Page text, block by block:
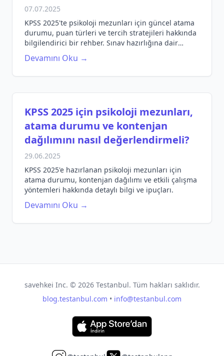
07.07.2025
KPSS 2025'te psikoloji mezunları için güncel atama
durumu, puan türleri ve tercih stratejileri hakkında
bilgilendirici bir rehber. Sınav hazırlığına dair
ipuçları ve öneriler.
Devamını Oku →
KPSS 2025 için psikoloji mezunları,
atama durumu ve kontenjan
dağılımını nasıl değerlendirmeli?
29.06.2025
KPSS 2025'e hazırlanan psikoloji mezunları için
atama durumu, kontenjan dağılımı ve etkili çalışma
yöntemleri hakkında detaylı bilgi ve ipuçları.
Devamını Oku →
savehkei Inc. © 2026Testanbul. Tüm hakları saklıdır.
blog.testanbul.com • info@testanbul.com